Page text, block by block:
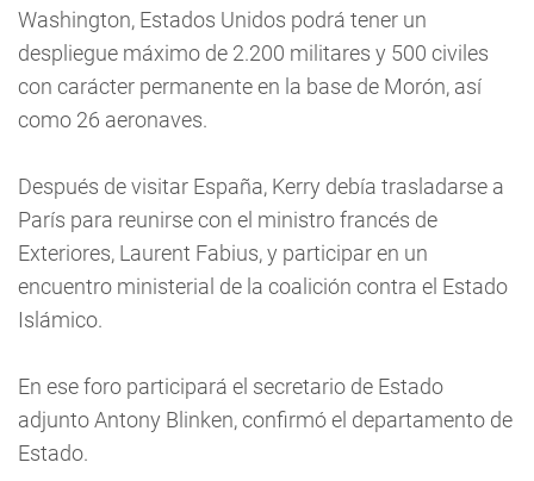
Washington, Estados Unidos podrá tener un
despliegue máximo de 2.200 militares y 500 civiles
con carácter permanente en la base de Morón, así
como 26 aeronaves.
Después de visitar España, Kerry debía trasladarse a
París para reunirse con el ministro francés de
Exteriores, Laurent Fabius, y participar en un
encuentro ministerial de la coalición contra el Estado
Islámico.
En ese foro participará el secretario de Estado
adjunto Antony Blinken, confirmó el departamento de
Estado.